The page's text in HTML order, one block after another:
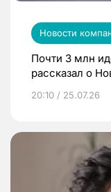
Новости
Почти 3 млн
рассказал о
20:10 / 25.07.26